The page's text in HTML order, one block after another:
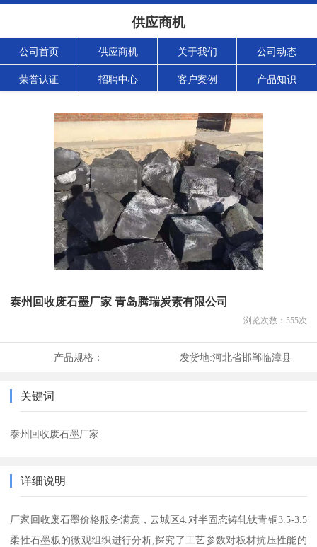
供应商机
公司首页 供应商机 关于我们 公司动态
荣誉认证 招聘中心 客户案例 产品知识
泰州回收废石墨厂家 青岛腾瑞炭素有限公司
浏览次数： 555次
产品规格： 发货地:河北省邯郸临漳县
关键词
泰州回收废石墨厂家
详细说明
厂家回收废石墨价格服务满意，云城区4.对半固态铸轧钛青铜3.5-3.5
柔性石墨板的微观组织进行分析,探究了工艺参数对板材抗压性能的